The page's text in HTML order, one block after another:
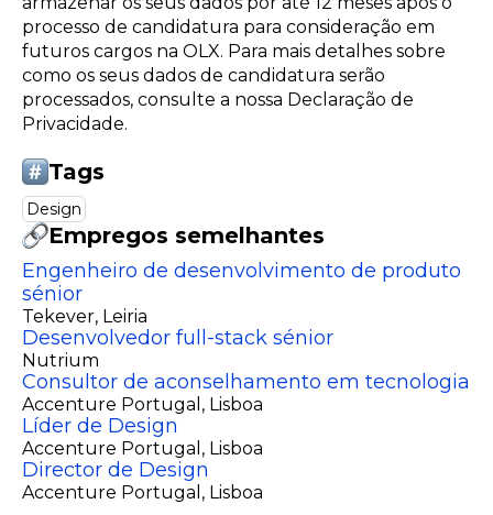
processo de candidatura para consideração em
futuros cargos na OLX. Para mais detalhes sobre
como os seus dados de candidatura serão
processados, consulte a nossa Declaração de
Privacidade.
Tags
Design
Empregos semelhantes
Engenheiro de desenvolvimento de produto
sénior
Tekever, Leiria
Desenvolvedor full-stack sénior
Nutrium
Consultor de aconselhamento em tecnologia
Accenture Portugal , Lisboa
Líder de Design
Accenture Portugal , Lisboa
Director de Design
Accenture Portugal , Lisboa